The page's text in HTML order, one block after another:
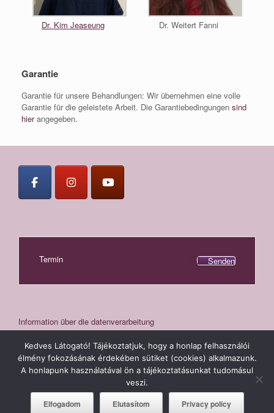
Dr. Kim Jeaseung Dr. Weitert Fanni
Garantie
Garantie für unsere Behandlungen: Wir übernehmen eine volle
Garantie für die geleistete Arbeit. Die Garantiebedingungen sind
hierangegeben.
Termin Senden
Information über die datenverarbeitung
Zahnklinik Sopron - Hermesz Dental © 2026
Ein Theme vonSiteOrigin
Kedves Látogató! Tájékoztatjuk, hogy a honlap felhasználói
élmény fokozásának érdekében sütiket (cookies) alkalmazunk.
A honlapunk használatával ön a tájékoztatásunkat tudomásul
veszi.
Elfogadom Elutasítom Privacy policy